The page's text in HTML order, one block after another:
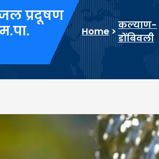
प्रदूषण
Home >
कल्याण-
डोंबिवली